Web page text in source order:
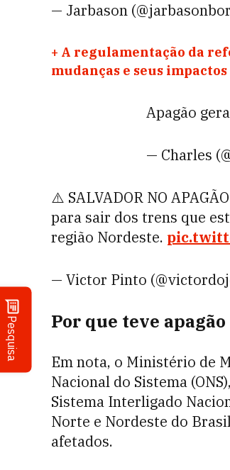
Pesquisa
— Jarbason
+ A regulamentação da
mudanças e seus
Apagão
— Charles
⚠️ SALVADOR NO
para sair dos trens que
região Nordeste.
— Victor Pinto
Por que teve
Em nota, o Ministério de
Nacional do Sistema
Sistema Interligado
Norte e Nordeste do
afetados.